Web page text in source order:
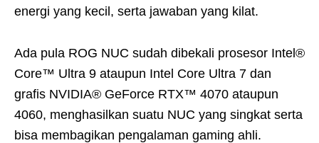
energi yang kecil, serta jawaban yang kilat.
Ada pula ROG NUC sudah dibekali prosesor Intel®
Core™ Ultra 9 ataupun Intel Core Ultra 7 dan
grafis NVIDIA® GeForce RTX™ 4070 ataupun
4060, menghasilkan suatu NUC yang singkat serta
bisa membagikan pengalaman gaming ahli.